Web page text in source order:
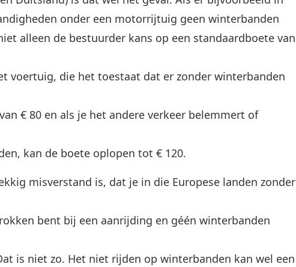
onder een motorrijtuig geen winterbanden
alleen de bestuurder kans op een standaardboete van
voertuig, die het toestaat dat er zonder winterbanden
€ 80 en als je het andere verkeer belemmert of
kan de boete oplopen tot € 120.
misverstand is, dat je in die Europese landen zonder
bent bij een aanrijding en géén winterbanden
is niet zo. Het niet rijden op winterbanden kan wel een